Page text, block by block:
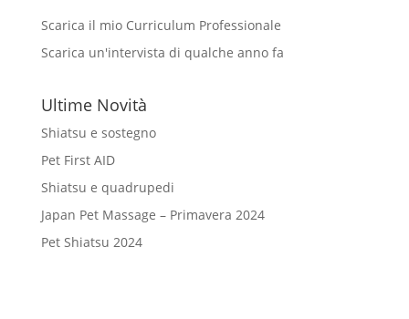
Scarica il mio Curriculum Professionale
Scarica un'intervista di qualche anno fa
Ultime Novità
Shiatsu e sostegno
Pet First AID
Shiatsu e quadrupedi
Japan Pet Massage – Primavera 2024
Pet Shiatsu 2024